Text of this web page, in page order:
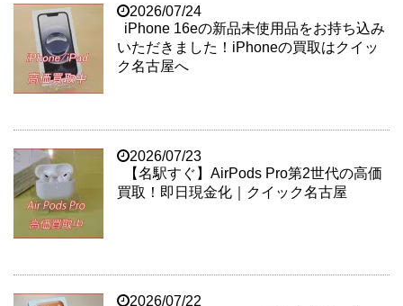
2026/07/24
iPhone 16eの新品未使用品をお持ち込み
いただきました！iPhoneの買取はクイッ
ク名古屋へ
2026/07/23
【名駅すぐ】AirPods Pro第2世代の高価
買取！即日現金化｜クイック名古屋
2026/07/22